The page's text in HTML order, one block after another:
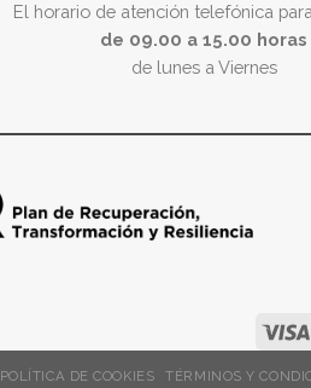
El horario de atención telefónica
de 09.00 a 15.00 horas
de lunes a Viernes
POLÍTICA DE COOKIES TÉRMINOS Y